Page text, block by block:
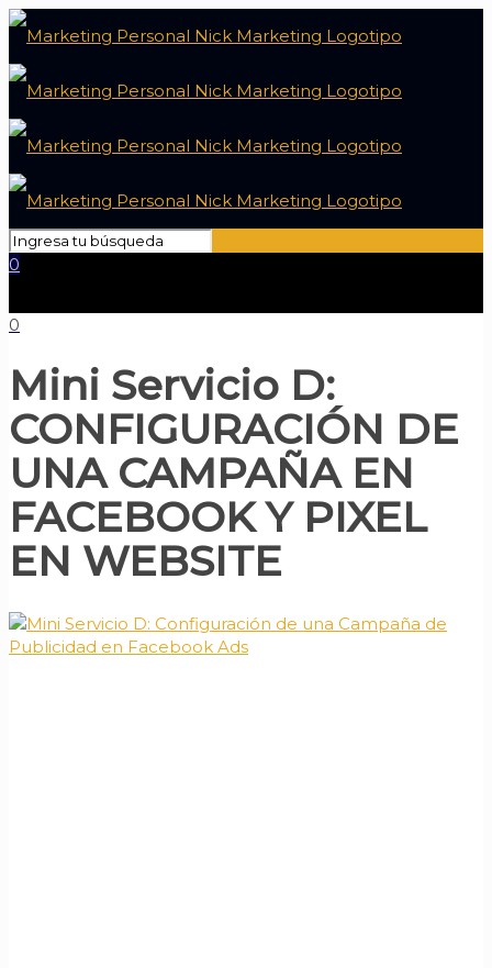
0
0
Mini Servicio D:
CONFIGURACIÓN DE
UNA CAMPAÑA EN
FACEBOOK Y PIXEL
EN WEBSITE